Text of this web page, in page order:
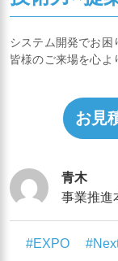
システム開発でお困
皆様のご来場を心よ
お見
青木
事業推進
#EXPO